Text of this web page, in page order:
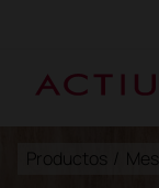
Productos /